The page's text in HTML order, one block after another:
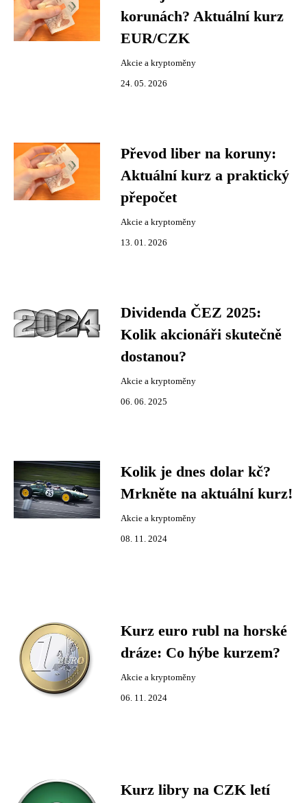
korunách? Aktuální kurz
EUR/CZK
Akcie a kryptoměny
24. 05. 2026
Převod liber na koruny:
Aktuální kurz a praktický
přepočet
Akcie a kryptoměny
13. 01. 2026
Dividenda ČEZ 2025:
Kolik akcionáři skutečně
dostanou?
Akcie a kryptoměny
06. 06. 2025
Kolik je dnes dolar kč?
Mrkněte na aktuální kurz!
Akcie a kryptoměny
08. 11. 2024
Kurz euro rubl na horské
dráze: Co hýbe kurzem?
Akcie a kryptoměny
06. 11. 2024
Kurz libry na CZK letí